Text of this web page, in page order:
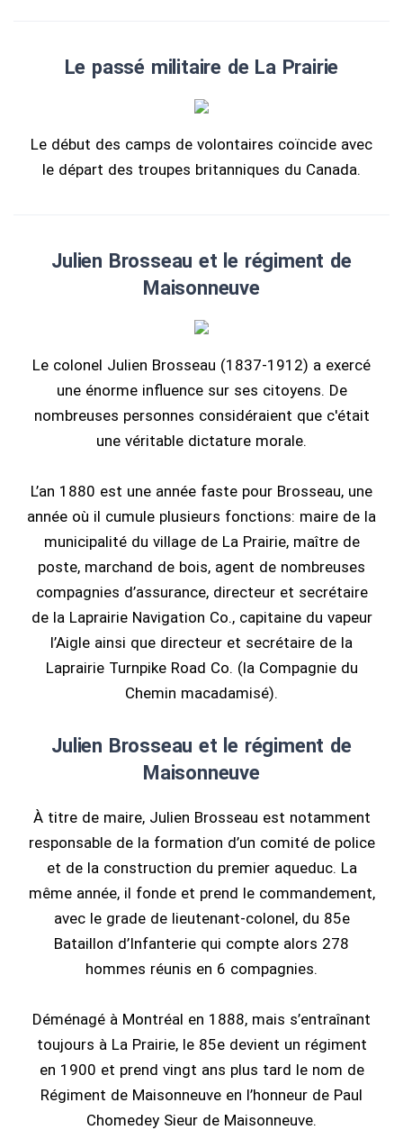
Le passé militaire de La Prairie
Le début des camps de volontaires coïncide avec
le départ des troupes britanniques du Canada.
Julien Brosseau et le régiment de
Maisonneuve
Le colonel Julien Brosseau (1837-1912) a exercé
une énorme influence sur ses citoyens. De
nombreuses personnes considéraient que c'était
une véritable dictature morale.
L’an 1880 est une année faste pour Brosseau, une
année où il cumule plusieurs fonctions: maire de la
municipalité du village de La Prairie, maître de
poste, marchand de bois, agent de nombreuses
compagnies d’assurance, directeur et secrétaire
de la Laprairie Navigation Co., capitaine du vapeur
l’Aigle ainsi que directeur et secrétaire de la
Laprairie Turnpike Road Co. (la Compagnie du
Chemin macadamisé).
Julien Brosseau et le régiment de
Maisonneuve
À titre de maire, Julien Brosseau est notamment
responsable de la formation d’un comité de police
et de la construction du premier aqueduc. La
même année, il fonde et prend le commandement,
avec le grade de lieutenant-colonel, du 85e
Bataillon d’Infanterie qui compte alors 278
hommes réunis en 6 compagnies.
Déménagé à Montréal en 1888, mais s’entraînant
toujours à La Prairie, le 85e devient un régiment
en 1900 et prend vingt ans plus tard le nom de
Régiment de Maisonneuve en l’honneur de Paul
Chomedey Sieur de Maisonneuve.